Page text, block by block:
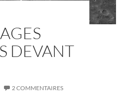
DEVANT
2 COMMENTAIRES